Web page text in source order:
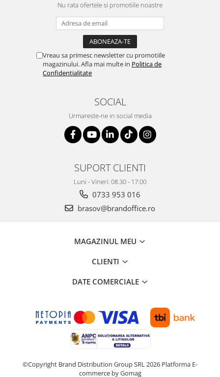
Nu rata ofertele si promotiile noastre
Vreau sa primesc newsletter cu promotiile
magazinului. Afla mai multe in Politica de
Confidentialitate
SOCIAL
Urmareste-ne in social media
SUPORT CLIENTI
Luni - Vineri: 08.30 - 17:00
0733 953 016
brasov@brandoffice.ro
MAGAZINUL MEU
CLIENTI
DATE COMERCIALE
©Copyright Brand Distribution Group SRL 2026 Platforma E-
commerce by Gomag